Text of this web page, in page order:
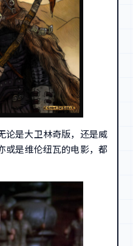
论是大卫林奇版，还是威
或是维伦纽瓦的电影，都